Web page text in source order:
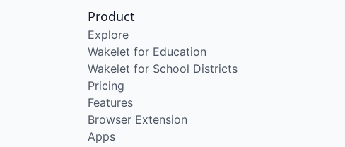
Product
Explore
Wakelet for Education
Wakelet for School Districts
Pricing
Features
Browser Extension
Apps